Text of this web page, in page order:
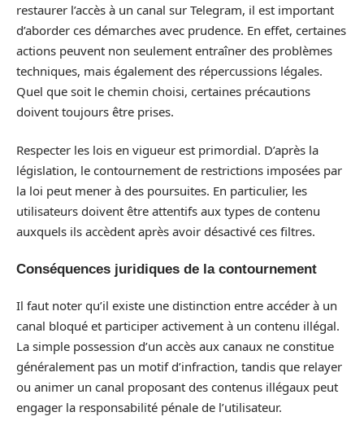
restaurer l’accès à un canal sur Telegram, il est important
d’aborder ces démarches avec prudence. En effet, certaines
actions peuvent non seulement entraîner des problèmes
techniques, mais également des répercussions légales.
Quel que soit le chemin choisi, certaines précautions
doivent toujours être prises.
Respecter les lois en vigueur est primordial. D’après la
législation, le contournement de restrictions imposées par
la loi peut mener à des poursuites. En particulier, les
utilisateurs doivent être attentifs aux types de contenu
auxquels ils accèdent après avoir désactivé ces filtres.
Conséquences juridiques de la contournement
Il faut noter qu’il existe une distinction entre accéder à un
canal bloqué et participer activement à un contenu illégal.
La simple possession d’un accès aux canaux ne constitue
généralement pas un motif d’infraction, tandis que relayer
ou animer un canal proposant des contenus illégaux peut
engager la responsabilité pénale de l’utilisateur.